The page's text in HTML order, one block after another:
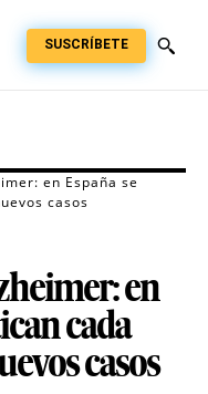
SUSCRÍBETE
en España se
casos
en
cada
casos